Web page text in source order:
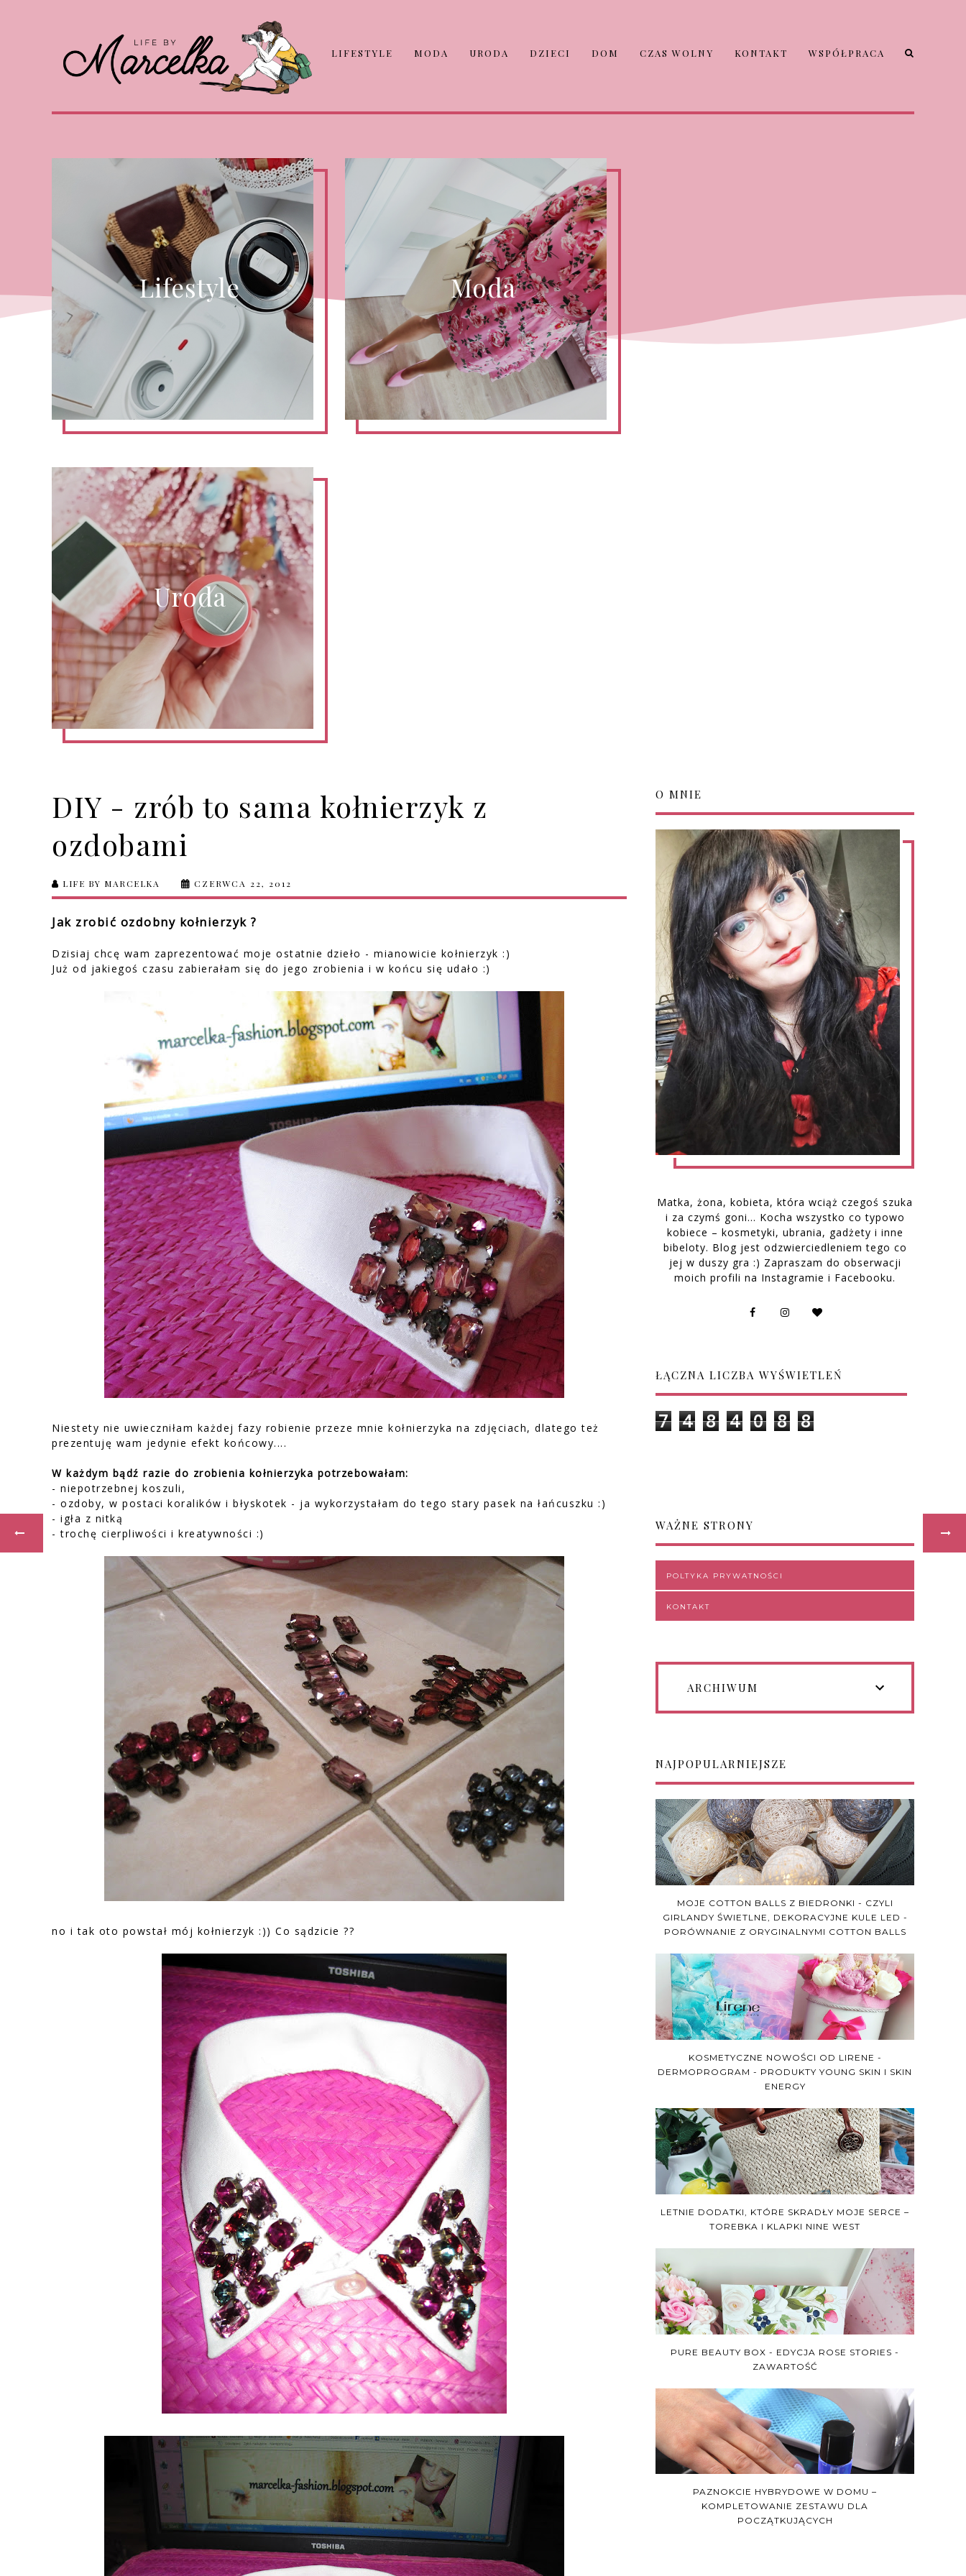
LIFESTYLE MODA URODA DZIECI DOM CZAS WOLNY KONTAKT WSPÓŁPRACA
Lifestyle Moda
Uroda
DIY - zrób to sama kołnierzyk z
ozdobami
LIFE BY MARCELKA CZERWCA 22, 2012
Jak zrobić ozdobny kołnierzyk ?
Dzisiaj chcę wam zaprezentować moje ostatnie dzieło - mianowicie kołnierzyk :)
Już od jakiegoś czasu zabierałam się do jego zrobienia i w końcu się udało :)
Niestety nie uwieczniłam każdej fazy robienie przeze mnie kołnierzyka na zdjęciach, dlatego też
prezentuję wam jedynie efekt końcowy....
W każdym bądź razie do zrobienia kołnierzyka potrzebowałam:
- niepotrzebnej koszuli,
- ozdoby, w postaci koralików i błyskotek - ja wykorzystałam do tego stary pasek na łańcuszku :)
- igła z nitką
- trochę cierpliwości i kreatywności :)
no i tak oto powstał mój kołnierzyk :)) Co sądzicie ??
O MNIE
Matka, żona, kobieta, która wciąż czegoś szuka
i za czymś goni… Kocha wszystko co typowo
kobiece – kosmetyki, ubrania, gadżety i inne
bibeloty. Blog jest odzwierciedleniem tego co
jej w duszy gra :) Zapraszam do obserwacji
moich profili na Instagramie i Facebooku.
ŁĄCZNA LICZBA WYŚWIETLEŃ
7 4 8 4 0 8 8
WAŻNE STRONY
POLTYKA PRYWATNOŚCI
KONTAKT
ARCHIWUM
NAJPOPULARNIEJSZE
MOJE COTTON BALLS Z BIEDRONKI - CZYLI
GIRLANDY ŚWIETLNE, DEKORACYJNE KULE LED -
PORÓWNANIE Z ORYGINALNYMI COTTON BALLS
KOSMETYCZNE NOWOŚCI OD LIRENE -
DERMOPROGRAM - PRODUKTY YOUNG SKIN I SKIN
ENERGY
LETNIE DODATKI, KTÓRE SKRADŁY MOJE SERCE –
TOREBKA I KLAPKI NINE WEST
PURE BEAUTY BOX - EDYCJA ROSE STORIES -
ZAWARTOŚĆ
PAZNOKCIE HYBRYDOWE W DOMU –
KOMPLETOWANIE ZESTAWU DLA
POCZĄTKUJĄCYCH